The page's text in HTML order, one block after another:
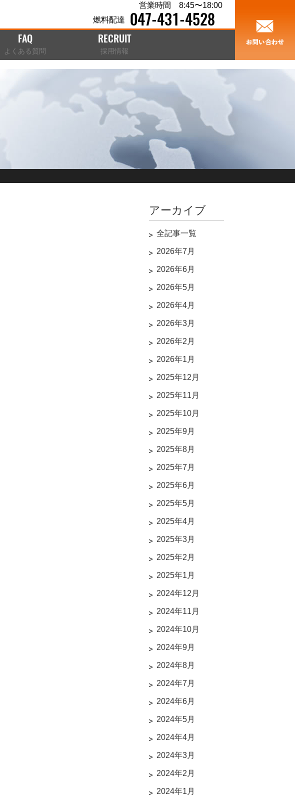
営業時間 8:45〜18:00
燃料配達 047-431-4528
FAQ
よくある質問
RECRUIT
採用情報
アーカイブ
全記事一覧
2026年7月
2026年6月
2026年5月
2026年4月
2026年3月
2026年2月
2026年1月
2025年12月
2025年11月
2025年10月
2025年9月
2025年8月
2025年7月
2025年6月
2025年5月
2025年4月
2025年3月
2025年2月
2025年1月
2024年12月
2024年11月
2024年10月
2024年9月
2024年8月
2024年7月
2024年6月
2024年5月
2024年4月
2024年3月
2024年2月
2024年1月